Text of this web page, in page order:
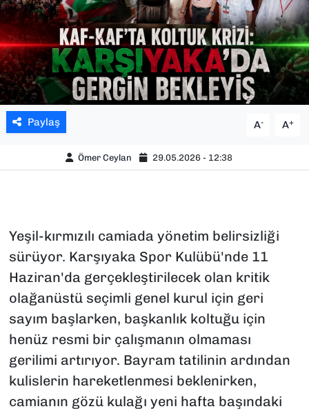
Paylaş A- A+
Ömer Ceylan 29.05.2026 - 12:38
Yeşil-kırmızılı camiada yönetim belirsizliği
sürüyor. Karşıyaka Spor Kulübü'nde 11
Haziran'da gerçekleştirilecek olan kritik
olağanüstü seçimli genel kurul için geri
sayım başlarken, başkanlık koltuğu için
henüz resmi bir çalışmanın olmaması
gerilimi artırıyor. Bayram tatilinin ardından
kulislerin hareketlenmesi beklenirken,
camianın gözü kulağı yeni hafta başındaki